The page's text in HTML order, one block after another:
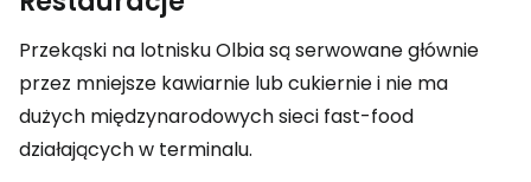
Przekąski na lotnisku Olbia są serwowane głównie
przez mniejsze kawiarnie lub cukiernie i nie ma
dużych międzynarodowych sieci fast-food
działających w terminalu.